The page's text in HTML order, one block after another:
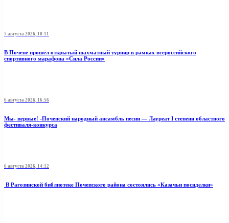
7 августа 2026, 10:11
В Почепе прошёл открытый шахматный турнир в рамках всероссийского
спортивного марафона «Сила России»
6 августа 2026, 16:56
Мы- первые! -Почепский народный ансамбль песни — Лауреат I степени областного
фестиваля-конкурса
6 августа 2026, 14:12
В Рагозинской библиотеке Почепского района состоялись «Казачьи посиделки»